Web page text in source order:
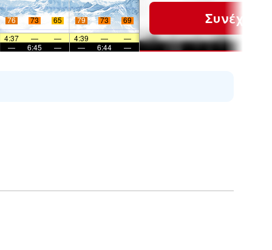
76 73 65 79 73
69
4:37 — — 4:39 —
—
— 6:45 — — 6:44 —
Συνέχεια